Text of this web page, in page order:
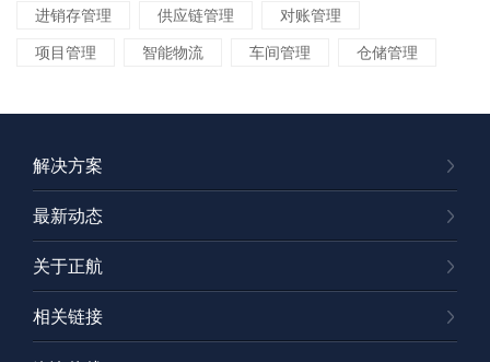
进销存管理 供应链管理 对账管理
项目管理 智能物流 车间管理 仓储管理
解决方案
最新动态
关于正航
相关链接